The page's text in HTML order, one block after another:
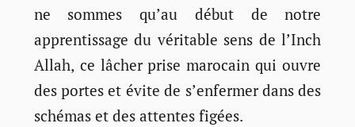
ne sommes qu’au début de notre
apprentissage du véritable sens de l’Inch
Allah, ce lâcher prise marocain qui ouvre
des portes et évite de s’enfermer dans des
schémas et des attentes figées.